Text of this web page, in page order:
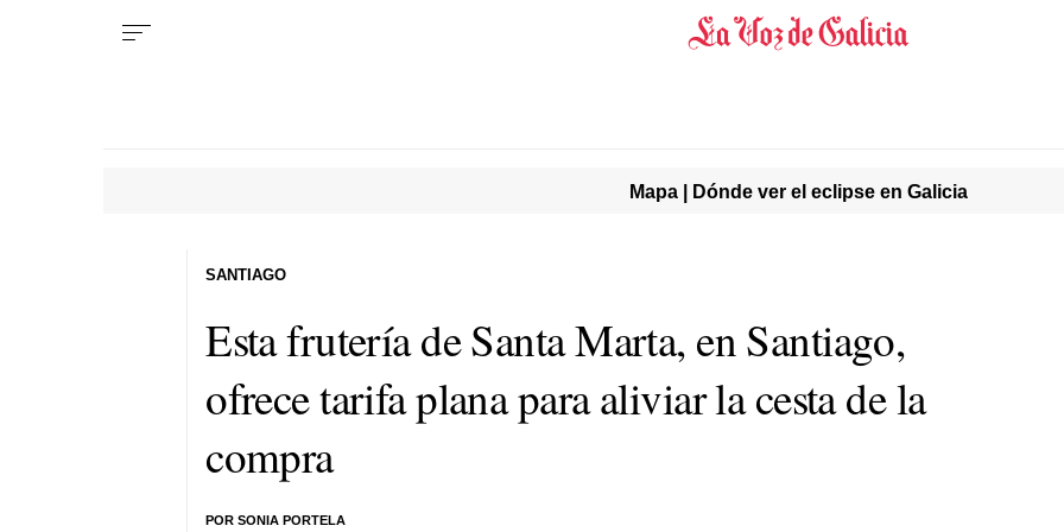
Mapa | Dónde ver el eclipse en Galicia
Esta frutería de Santa Marta, en Santiago,
ofrece tarifa plana para aliviar la cesta de la
compra
POR SONIA PORTELA
SANTIAGO